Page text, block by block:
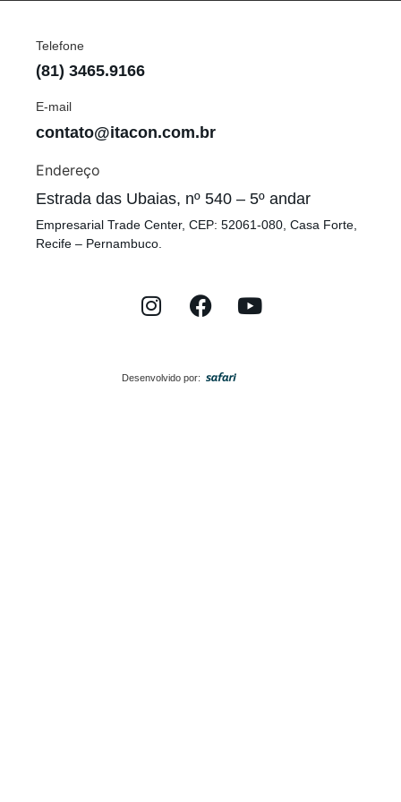
Telefone
(81) 3465.9166
E-mail
contato@itacon.com.br
Endereço
Estrada das Ubaias, nº 540 – 5º andar
Empresarial Trade Center, CEP: 52061-080, Casa Forte,
Recife – Pernambuco.
Desenvolvido por: